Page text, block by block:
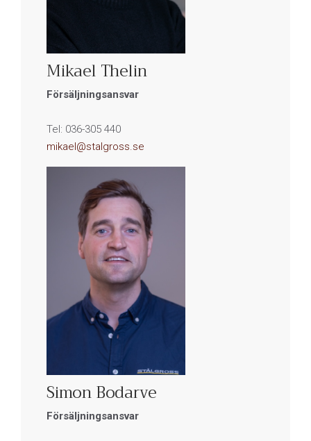
Mikael Thelin
Försäljningsansvar
Tel: 036-305 440
mikael@stalgross.se
Simon Bodarve
Försäljningsansvar